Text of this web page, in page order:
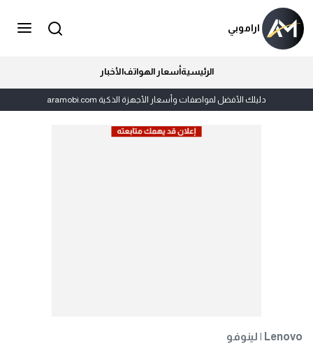
اراموبي
الرئيسيةأسعار الهواتفالأخبار
دليلك الأفضل لمواصفات وأسعار الأجهزة الذكية aramobi.com
لينوفو | Lenovo